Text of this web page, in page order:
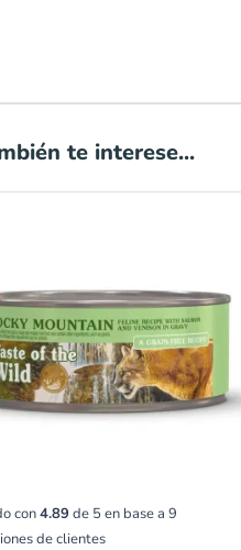
te interese...
con4.89 de 5 en base a 9
de clientes